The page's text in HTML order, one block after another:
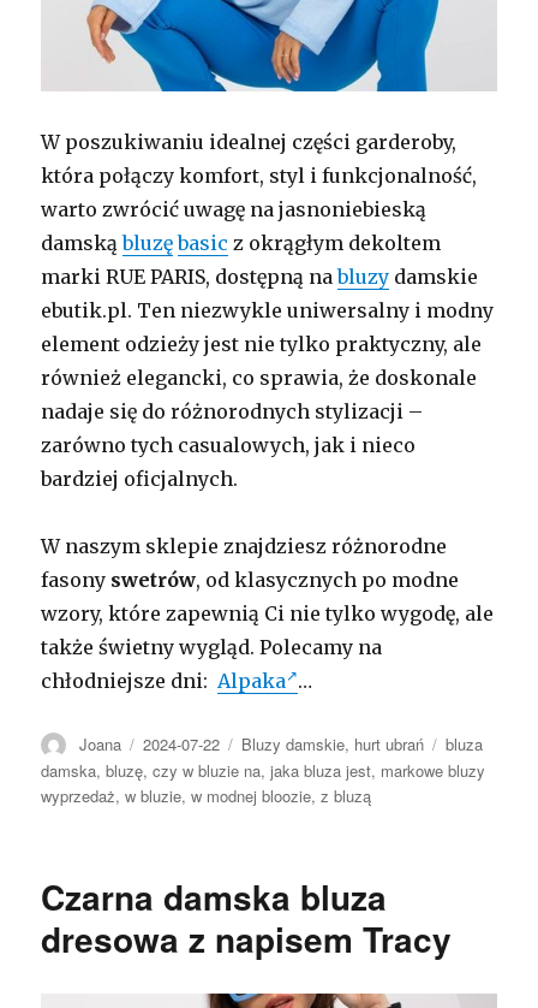
W poszukiwaniu idealnej części garderoby,
która połączy komfort, styl i funkcjonalność,
warto zwrócić uwagę na jasnoniebieską
damskąbluzę basic z okrągłym dekoltem
marki RUE PARIS, dostępną nabluzy damskie
ebutik.pl. Ten niezwykle uniwersalny i modny
element odzieży jest nie tylko praktyczny, ale
również elegancki, co sprawia, że doskonale
nadaje się do różnorodnych stylizacji –
zarówno tych casualowych, jak i nieco
bardziej oficjalnych.
W naszym sklepie znajdziesz różnorodne
fasony swetrów, od klasycznych po modne
wzory, które zapewnią Ci nie tylko wygodę, ale
także świetny wygląd. Polecamy na
chłodniejsze dni: Alpaka …
Autor
Joana Opublikowano
2024-07-22 Kategorie
Bluzy damskie, hurt ubrań Tagi
bluza
damska,bluzę,czy w bluzie na,jaka bluza jest, markowe bluzy
wyprzedaż,w bluzie,w modnej bloozie,z bluzą
Czarna damska bluza
dresowa z napisem Tracy